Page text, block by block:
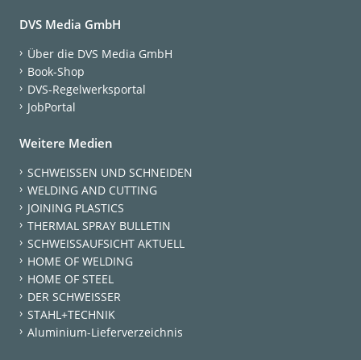
DVS Media GmbH
Über die DVS Media GmbH
Book-Shop
DVS-Regelwerksportal
JobPortal
Weitere Medien
SCHWEISSEN UND SCHNEIDEN
WELDING AND CUTTING
JOINING PLASTICS
THERMAL SPRAY BULLETIN
SCHWEISSAUFSICHT AKTUELL
HOME OF WELDING
HOME OF STEEL
DER SCHWEISSER
STAHL+TECHNIK
Aluminium-Lieferverzeichnis